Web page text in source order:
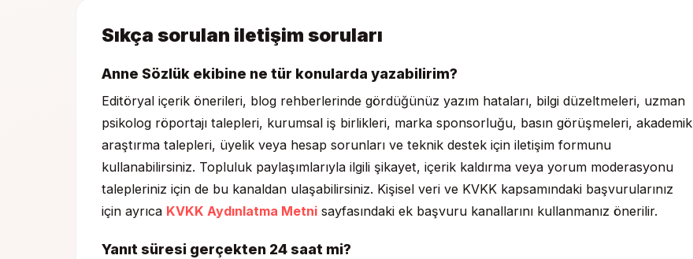
Sıkça sorulan iletişim soruları
Anne Sözlük ekibine ne tür konularda yazabilirim?
Editöryal içerik önerileri, blog rehberlerinde gördüğünüz yazım hataları, bilgi düzeltmeleri, uzman
psikolog röportajı talepleri, kurumsal iş birlikleri, marka sponsorluğu, basın görüşmeleri, akademik
araştırma talepleri, üyelik veya hesap sorunları ve teknik destek için iletişim formunu
kullanabilirsiniz. Topluluk paylaşımlarıyla ilgili şikayet, içerik kaldırma veya yorum moderasyonu
talepleriniz için de bu kanaldan ulaşabilirsiniz. Kişisel veri ve KVKK kapsamındaki başvurularınız
için ayrıca KVKK Aydınlatma Metni sayfasındaki ek başvuru kanallarını kullanmanız önerilir.
Yanıt süresi gerçekten 24 saat mi?